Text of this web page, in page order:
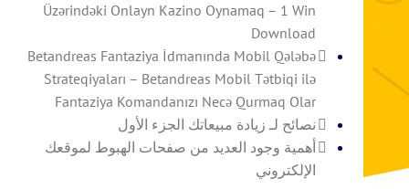
Üzərindəki Onlayn Kazino Oynamaq – 1 Win
Download
Betandreas Fantaziya İdmanında Mobil Qələbə
Strateqiyaları – Betandreas Mobil Tətbiqi ilə
Fantaziya Komandanızı Necə Qurmaq Olar
نصائح لـ زيادة مبيعاتك الجزء الأول
أهمية وجود العديد من صفحات الهبوط لموقعك
الإلكتروني